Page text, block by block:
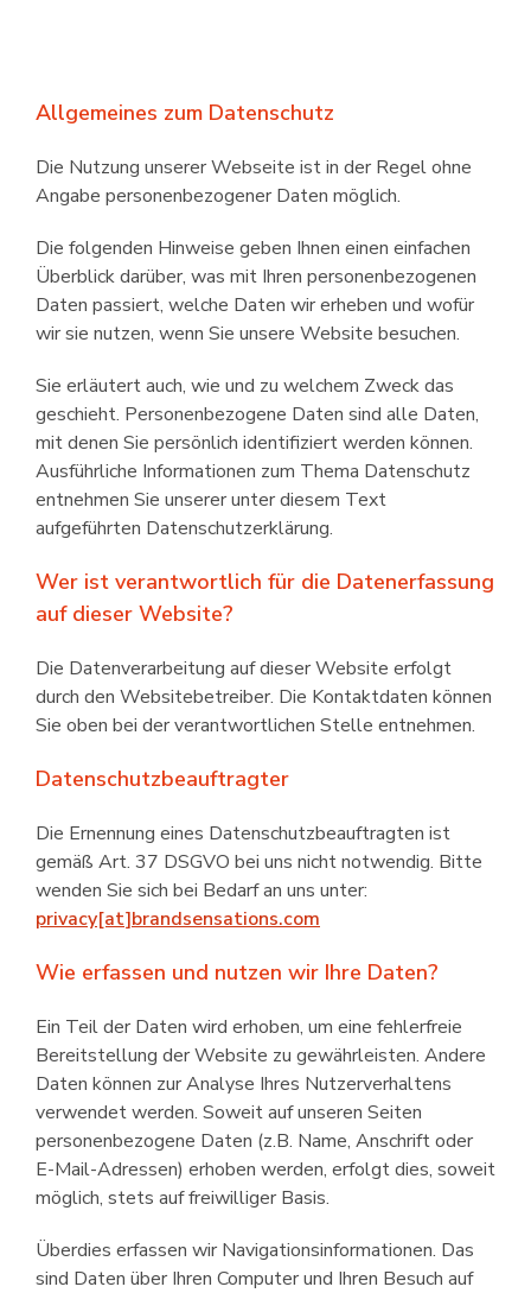
Allgemeines zum Datenschutz
Die Nutzung unserer Webseite ist in der Regel ohne
Angabe personen­bezogener Daten möglich.
Die folgenden Hinweise geben Ihnen einen einfachen
Überblick darüber, was mit Ihren personen­bezogenen
Daten passiert, welche Daten wir erheben und wofür
wir sie nutzen, wenn Sie unsere Website besuchen.
Sie erläutert auch, wie und zu welchem Zweck das
geschieht. Personen­bezogene Daten sind alle Daten,
mit denen Sie persönlich identifiziert werden können.
Ausführliche Infor­mationen zum Thema Daten­schutz
entnehmen Sie unserer unter diesem Text
aufgeführten Datenschutz­erklärung.
Wer ist verantwortlich für die Datenerfassung
auf dieser Website?
Die Datenverarbeitung auf dieser Website erfolgt
durch den Website­betreiber. Die Kontaktdaten können
Sie oben bei der verantwortlichen Stelle entnehmen.
Datenschutzbeauftragter
Die Ernennung eines Datenschutzbeauftragten ist
gemäß Art. 37 DSGVO bei uns nicht notwendig. Bitte
wenden Sie sich bei Bedarf an uns unter:
privacy[at]brandsensations.com
Wie erfassen und nutzen wir Ihre Daten?
Ein Teil der Daten wird erhoben, um eine fehlerfreie
Bereitstellung der Website zu gewährleisten. Andere
Daten können zur Analyse Ihres Nutzerverhaltens
verwendet werden. Soweit auf unseren Seiten
personen­bezogene Daten (z.B. Name, Anschrift oder
E-Mail-Adressen) erhoben werden, erfolgt dies, soweit
möglich, stets auf freiwilliger Basis.
Überdies erfassen wir Navigations­informationen. Das
sind Daten über Ihren Computer und Ihren Besuch auf